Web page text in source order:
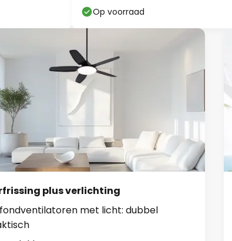
Op voorraad
plus verlichting
met licht: dubbel